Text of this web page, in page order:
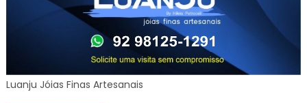
Luanju Jóias Finas Artesanais